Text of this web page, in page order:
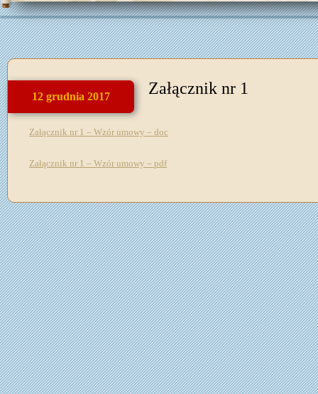
12 grudnia 2017 Załącznik nr 1
Załącznik nr 1 – Wzór umowy – doc
Załącznik nr 1 – Wzór umowy – pdf